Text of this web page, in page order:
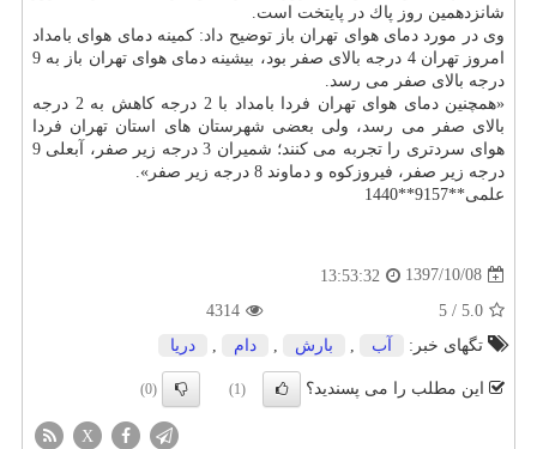
شانزدهمین روز پاك در پایتخت است.
وی در مورد دمای هوای تهران باز توضیح داد: كمینه دمای هوای بامداد
امروز تهران 4 درجه بالای صفر بود، بیشینه دمای هوای تهران باز به 9
درجه بالای صفر می رسد.
«همچنین دمای هوای تهران فردا بامداد با 2 درجه كاهش به 2 درجه
بالای صفر می رسد، ولی بعضی شهرستان های استان تهران فردا
هوای سردتری را تجربه می كنند؛ شمیران 3 درجه زیر صفر، آبعلی 9
درجه زیر صفر، فیروزكوه و دماوند 8 درجه زیر صفر».
علمی**9157**1440
1397/10/08
13:53:32
5.0
/
5
4314
تگهای خبر:
آب بارش دام دریا
این مطلب را می پسندید؟ (1)
(0)
X